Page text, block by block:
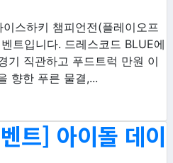
스하키 챔피언전(플레이오프
트입니다. 드레스코드 BLUE에
기 직관하고 푸드트럭 만원 이
향한 푸른 물결,...
트] 아이돌 데이